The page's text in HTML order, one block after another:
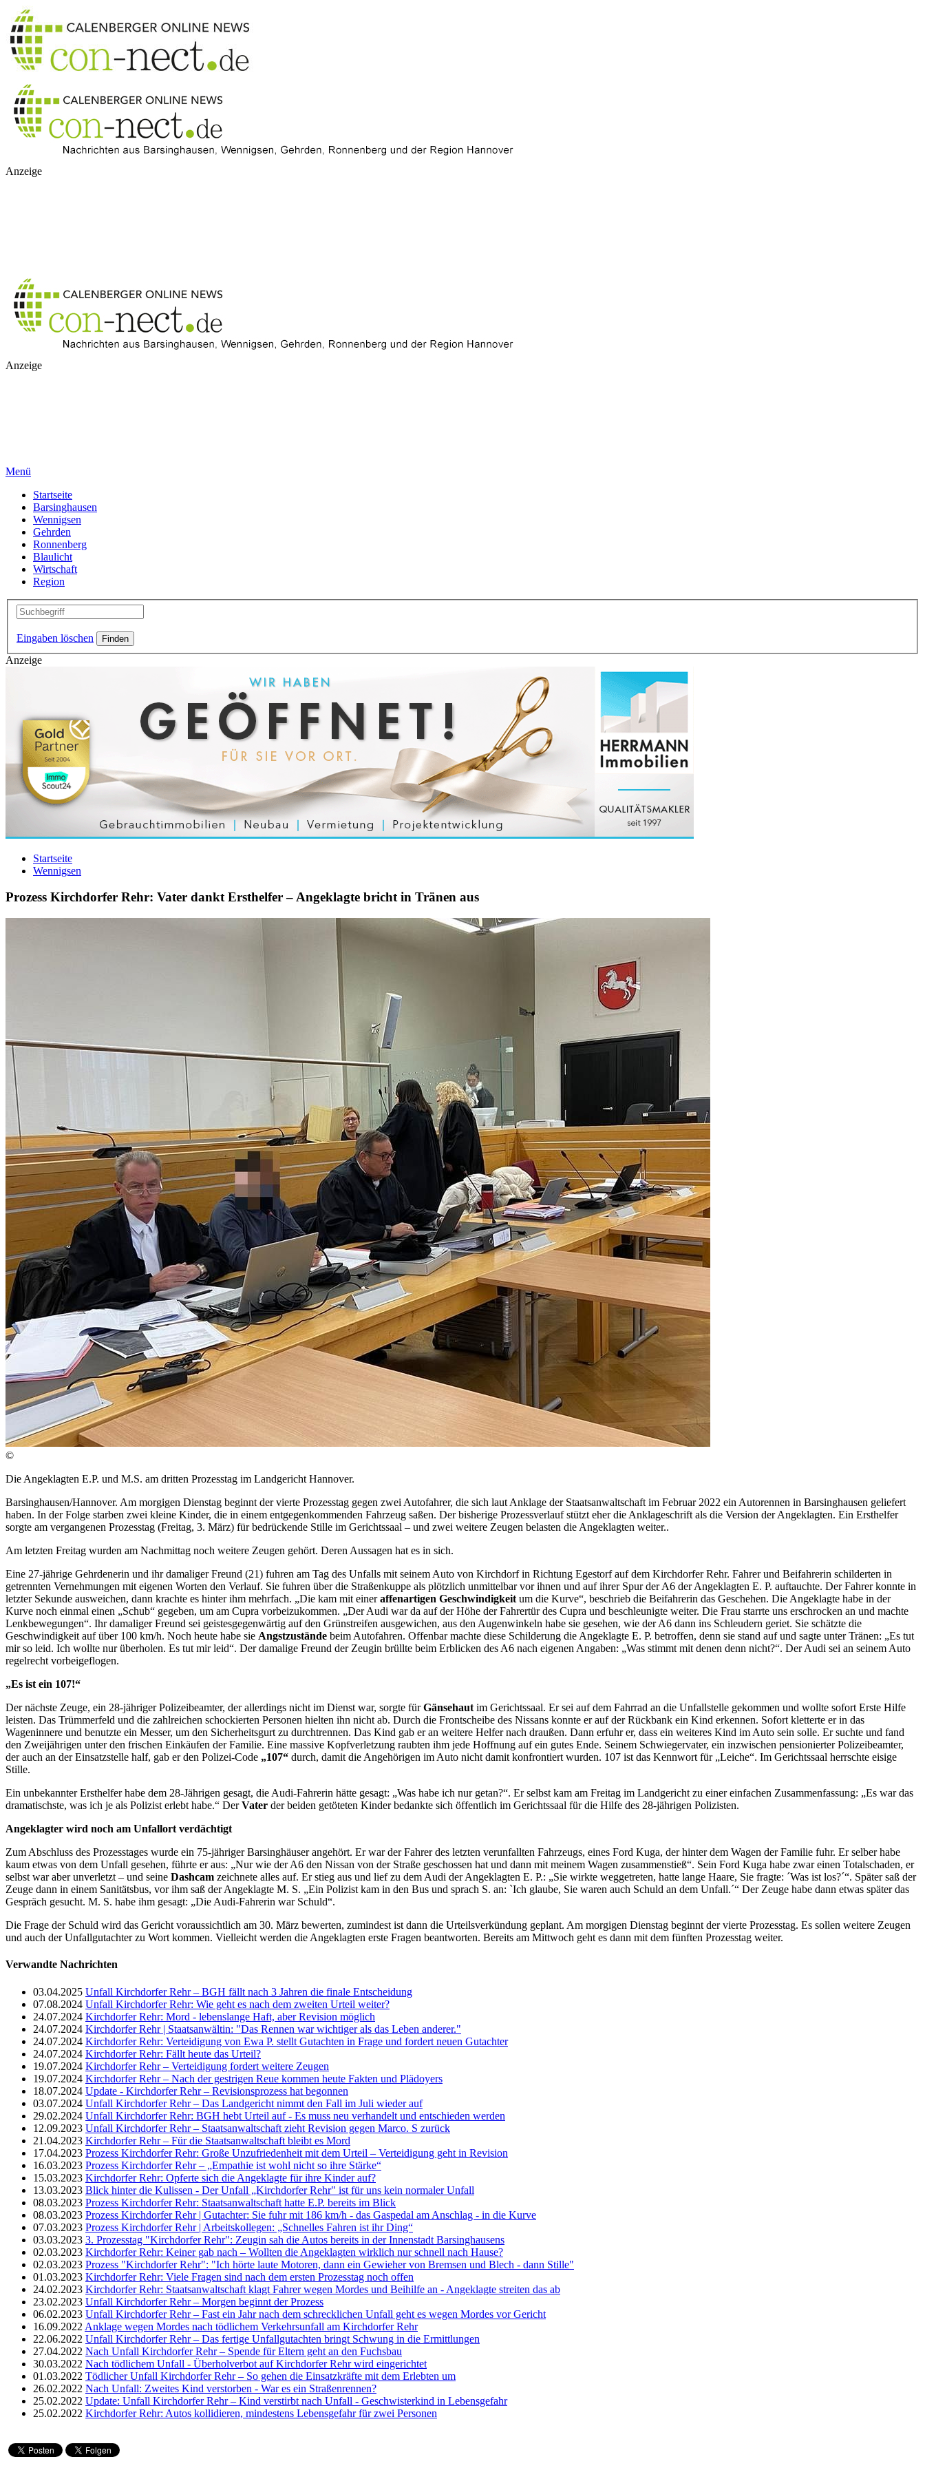
Anzeige
Anzeige
Menü
Startseite
Barsinghausen
Wennigsen
Gehrden
Ronnenberg
Blaulicht
Wirtschaft
Region
Eingaben löschen
Anzeige
Startseite
Wennigsen
Prozess Kirchdorfer Rehr: Vater dankt Ersthelfer – Angeklagte bricht in Tränen aus
©
Die Angeklagten E.P. und M.S. am dritten Prozesstag im Landgericht Hannover.
Barsinghausen/Hannover. Am morgigen Dienstag beginnt der vierte Prozesstag gegen zwei Autofahrer, die sich laut Anklage der Staatsanwaltschaft im Februar 2022 ein Autorennen in Barsinghausen geliefert
haben. In der Folge starben zwei kleine Kinder, die in einem entgegenkommenden Fahrzeug saßen. Der bisherige Prozessverlauf stützt eher die Anklageschrift als die Version der Angeklagten. Ein Ersthelfer
sorgte am vergangenen Prozesstag (Freitag, 3. März) für bedrückende Stille im Gerichtssaal – und zwei weitere Zeugen belasten die Angeklagten weiter..
Am letzten Freitag wurden am Nachmittag noch weitere Zeugen gehört. Deren Aussagen hat es in sich.
Eine 27-jährige Gehrdenerin und ihr damaliger Freund (21) fuhren am Tag des Unfalls mit seinem Auto von Kirchdorf in Richtung Egestorf auf dem Kirchdorfer Rehr. Fahrer und Beifahrerin schilderten in
getrennten Vernehmungen mit eigenen Worten den Verlauf. Sie fuhren über die Straßenkuppe als plötzlich unmittelbar vor ihnen und auf ihrer Spur der A6 der Angeklagten E. P. auftauchte. Der Fahrer konnte in
letzter Sekunde ausweichen, dann krachte es hinter ihm mehrfach. „Die kam mit eineraffenartigen Geschwindigkeit um die Kurve“, beschrieb die Beifahrerin das Geschehen. Die Angeklagte habe in der
Kurve noch einmal einen „Schub“ gegeben, um am Cupra vorbeizukommen. „Der Audi war da auf der Höhe der Fahrertür des Cupra und beschleunigte weiter. Die Frau starrte uns erschrocken an und machte
Lenkbewegungen“. Ihr damaliger Freund sei geistesgegenwärtig auf den Grünstreifen ausgewichen, aus den Augenwinkeln habe sie gesehen, wie der A6 dann ins Schleudern geriet. Sie schätzte die
Geschwindigkeit auf über 100 km/h. Noch heute habe sie Angstzustände beim Autofahren. Offenbar machte diese Schilderung die Angeklagte E. P. betroffen, denn sie stand auf und sagte unter Tränen: „Es tut
mir so leid. Ich wollte nur überholen. Es tut mir leid“. Der damalige Freund der Zeugin brüllte beim Erblicken des A6 nach eigenen Angaben: „Was stimmt mit denen denn nicht?“. Der Audi sei an seinem Auto
regelrecht vorbeigeflogen.
„Es ist ein 107!“
Der nächste Zeuge, ein 28-jähriger Polizeibeamter, der allerdings nicht im Dienst war, sorgte fürGänsehaut im Gerichtssaal. Er sei auf dem Fahrrad an die Unfallstelle gekommen und wollte sofort Erste Hilfe
leisten. Das Trümmerfeld und die zahlreichen schockierten Personen hielten ihn nicht ab. Durch die Frontscheibe des Nissans konnte er auf der Rückbank ein Kind erkennen. Sofort kletterte er in das
Wageninnere und benutzte ein Messer, um den Sicherheitsgurt zu durchtrennen. Das Kind gab er an weitere Helfer nach draußen. Dann erfuhr er, dass ein weiteres Kind im Auto sein solle. Er suchte und fand
den Zweijährigen unter den frischen Einkäufen der Familie. Eine massive Kopfverletzung raubten ihm jede Hoffnung auf ein gutes Ende. Seinem Schwiegervater, ein inzwischen pensionierter Polizeibeamter,
der auch an der Einsatzstelle half, gab er den Polizei-Code „107“ durch, damit die Angehörigen im Auto nicht damit konfrontiert wurden. 107 ist das Kennwort für „Leiche“. Im Gerichtssaal herrschte eisige
Stille.
Ein unbekannter Ersthelfer habe dem 28-Jährigen gesagt, die Audi-Fahrerin hätte gesagt: „Was habe ich nur getan?“. Er selbst kam am Freitag im Landgericht zu einer einfachen Zusammenfassung: „Es war das
dramatischste, was ich je als Polizist erlebt habe.“ DerVater der beiden getöteten Kinder bedankte sich öffentlich im Gerichtssaal für die Hilfe des 28-jährigen Polizisten.
Angeklagter wird noch am Unfallort verdächtigt
Zum Abschluss des Prozesstages wurde ein 75-jähriger Barsinghäuser angehört. Er war der Fahrer des letzten verunfallten Fahrzeugs, eines Ford Kuga, der hinter dem Wagen der Familie fuhr. Er selber habe
kaum etwas von dem Unfall gesehen, führte er aus: „Nur wie der A6 den Nissan von der Straße geschossen hat und dann mit meinem Wagen zusammenstieß“. Sein Ford Kuga habe zwar einen Totalschaden, er
selbst war aber unverletzt – und seine Dashcam zeichnete alles auf. Er stieg aus und lief zu dem Audi der Angeklagten E. P.: „Sie wirkte weggetreten, hatte lange Haare, Sie fragte: ´Was ist los?´“. Später saß der
Zeuge dann in einem Sanitätsbus, vor ihm saß der Angeklagte M. S. „Ein Polizist kam in den Bus und sprach S. an: `Ich glaube, Sie waren auch Schuld an dem Unfall.´“ Der Zeuge habe dann etwas später das
Gespräch gesucht. M. S. habe ihm gesagt: „Die Audi-Fahrerin war Schuld“.
Die Frage der Schuld wird das Gericht voraussichtlich am 30. März bewerten, zumindest ist dann die Urteilsverkündung geplant. Am morgigen Dienstag beginnt der vierte Prozesstag. Es sollen weitere Zeugen
und auch der Unfallgutachter zu Wort kommen. Vielleicht werden die Angeklagten erste Fragen beantworten. Bereits am Mittwoch geht es dann mit dem fünften Prozesstag weiter.
Verwandte Nachrichten
03.04.2025 Unfall Kirchdorfer Rehr – BGH fällt nach 3 Jahren die finale Entscheidung
07.08.2024 Unfall Kirchdorfer Rehr: Wie geht es nach dem zweiten Urteil weiter?
24.07.2024 Kirchdorfer Rehr: Mord - lebenslange Haft, aber Revision möglich
24.07.2024 Kirchdorfer Rehr | Staatsanwältin: "Das Rennen war wichtiger als das Leben anderer."
24.07.2024 Kirchdorfer Rehr: Verteidigung von Ewa P. stellt Gutachten in Frage und fordert neuen Gutachter
24.07.2024 Kirchdorfer Rehr: Fällt heute das Urteil?
19.07.2024 Kirchdorfer Rehr – Verteidigung fordert weitere Zeugen
19.07.2024 Kirchdorfer Rehr – Nach der gestrigen Reue kommen heute Fakten und Plädoyers
18.07.2024 Update - Kirchdorfer Rehr – Revisionsprozess hat begonnen
03.07.2024 Unfall Kirchdorfer Rehr – Das Landgericht nimmt den Fall im Juli wieder auf
29.02.2024 Unfall Kirchdorfer Rehr: BGH hebt Urteil auf - Es muss neu verhandelt und entschieden werden
12.09.2023 Unfall Kirchdorfer Rehr – Staatsanwaltschaft zieht Revision gegen Marco. S zurück
21.04.2023 Kirchdorfer Rehr – Für die Staatsanwaltschaft bleibt es Mord
17.04.2023 Prozess Kirchdorfer Rehr: Große Unzufriedenheit mit dem Urteil – Verteidigung geht in Revision
16.03.2023 Prozess Kirchdorfer Rehr – „Empathie ist wohl nicht so ihre Stärke“
15.03.2023 Kirchdorfer Rehr: Opferte sich die Angeklagte für ihre Kinder auf?
13.03.2023 Blick hinter die Kulissen - Der Unfall „Kirchdorfer Rehr" ist für uns kein normaler Unfall
08.03.2023 Prozess Kirchdorfer Rehr: Staatsanwaltschaft hatte E.P. bereits im Blick
08.03.2023 Prozess Kirchdorfer Rehr | Gutachter: Sie fuhr mit 186 km/h - das Gaspedal am Anschlag - in die Kurve
07.03.2023 Prozess Kirchdorfer Rehr | Arbeitskollegen: „Schnelles Fahren ist ihr Ding“
03.03.2023 3. Prozesstag "Kirchdorfer Rehr": Zeugin sah die Autos bereits in der Innenstadt Barsinghausens
02.03.2023 Kirchdorfer Rehr: Keiner gab nach – Wollten die Angeklagten wirklich nur schnell nach Hause?
02.03.2023 Prozess "Kirchdorfer Rehr": "Ich hörte laute Motoren, dann ein Gewieher von Bremsen und Blech - dann Stille"
01.03.2023 Kirchdorfer Rehr: Viele Fragen sind nach dem ersten Prozesstag noch offen
24.02.2023 Kirchdorfer Rehr: Staatsanwaltschaft klagt Fahrer wegen Mordes und Beihilfe an - Angeklagte streiten das ab
23.02.2023 Unfall Kirchdorfer Rehr – Morgen beginnt der Prozess
06.02.2023 Unfall Kirchdorfer Rehr – Fast ein Jahr nach dem schrecklichen Unfall geht es wegen Mordes vor Gericht
16.09.2022 Anklage wegen Mordes nach tödlichem Verkehrsunfall am Kirchdorfer Rehr
22.06.2022 Unfall Kirchdorfer Rehr – Das fertige Unfallgutachten bringt Schwung in die Ermittlungen
27.04.2022 Nach Unfall Kirchdorfer Rehr – Spende für Eltern geht an den Fuchsbau
30.03.2022 Nach tödlichem Unfall - Überholverbot auf Kirchdorfer Rehr wird eingerichtet
01.03.2022 Tödlicher Unfall Kirchdorfer Rehr – So gehen die Einsatzkräfte mit dem Erlebten um
26.02.2022 Nach Unfall: Zweites Kind verstorben - War es ein Straßenrennen?
25.02.2022 Update: Unfall Kirchdorfer Rehr – Kind verstirbt nach Unfall - Geschwisterkind in Lebensgefahr
25.02.2022 Kirchdorfer Rehr: Autos kollidieren, mindestens Lebensgefahr für zwei Personen